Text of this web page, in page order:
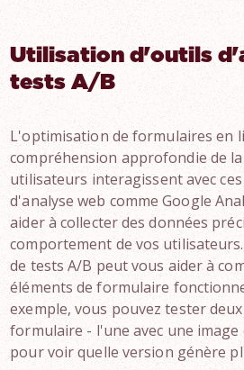
Utilisation d'outils
tests A/B
L'optimisation de formulaires en
compréhension approfondie de
utilisateurs interagissent avec
d'analyse web comme Google
aider à collecter des données
comportement de vos
de tests A/B peut vous aider à
éléments de formulaire
exemple, vous pouvez tester
formulaire - l'une avec une
pour voir quelle version génère